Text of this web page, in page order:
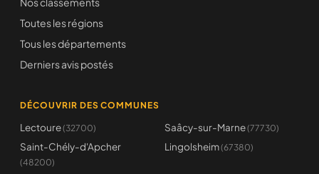
Toutes les régions
Tous les départements
Derniers avis postés
DÉCOUVRIR DES COMMUNES
Lectoure(32700) Saâcy-sur-Marne(77730)
Saint-Chély-d'Apcher
(48200)
Lingolsheim(67380)